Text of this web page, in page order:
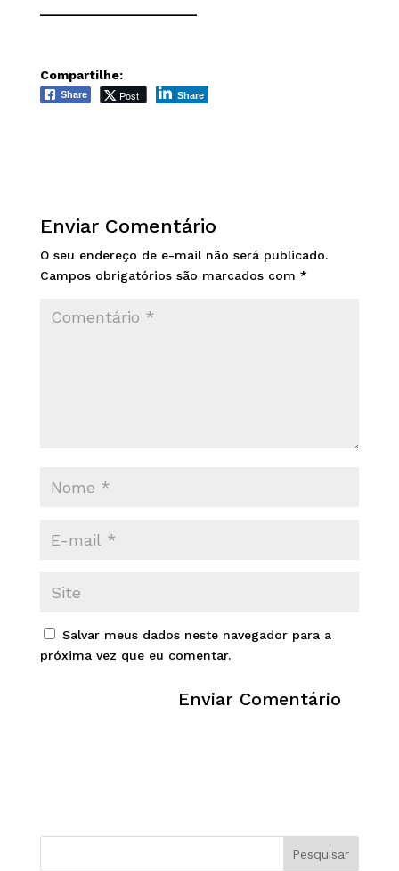
Compartilhe:
Share Post Share
Enviar Comentário
O seu endereço de e-mail não será publicado.
Campos obrigatórios são marcados com *
Salvar meus dados neste navegador para a
próxima vez que eu comentar.
Pesquisar